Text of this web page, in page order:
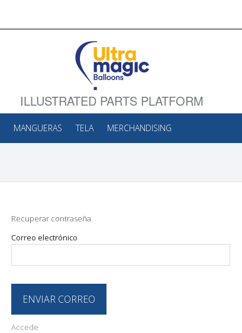
ILLUSTRATED PARTS PLATFORM
MANGUERAS TELA MERCHANDISING
Recuperar contraseña
correo electrónico
ENVIAR CORREO
Accede